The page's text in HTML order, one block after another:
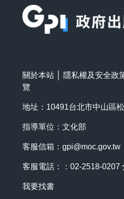
關於本站 隱私權及安全政
覽
地址：10491台北市中山區
指導單位：文化部
客服信箱： gpi@moc.gov.tw
客服電話：：02-2518-0207
我要找書